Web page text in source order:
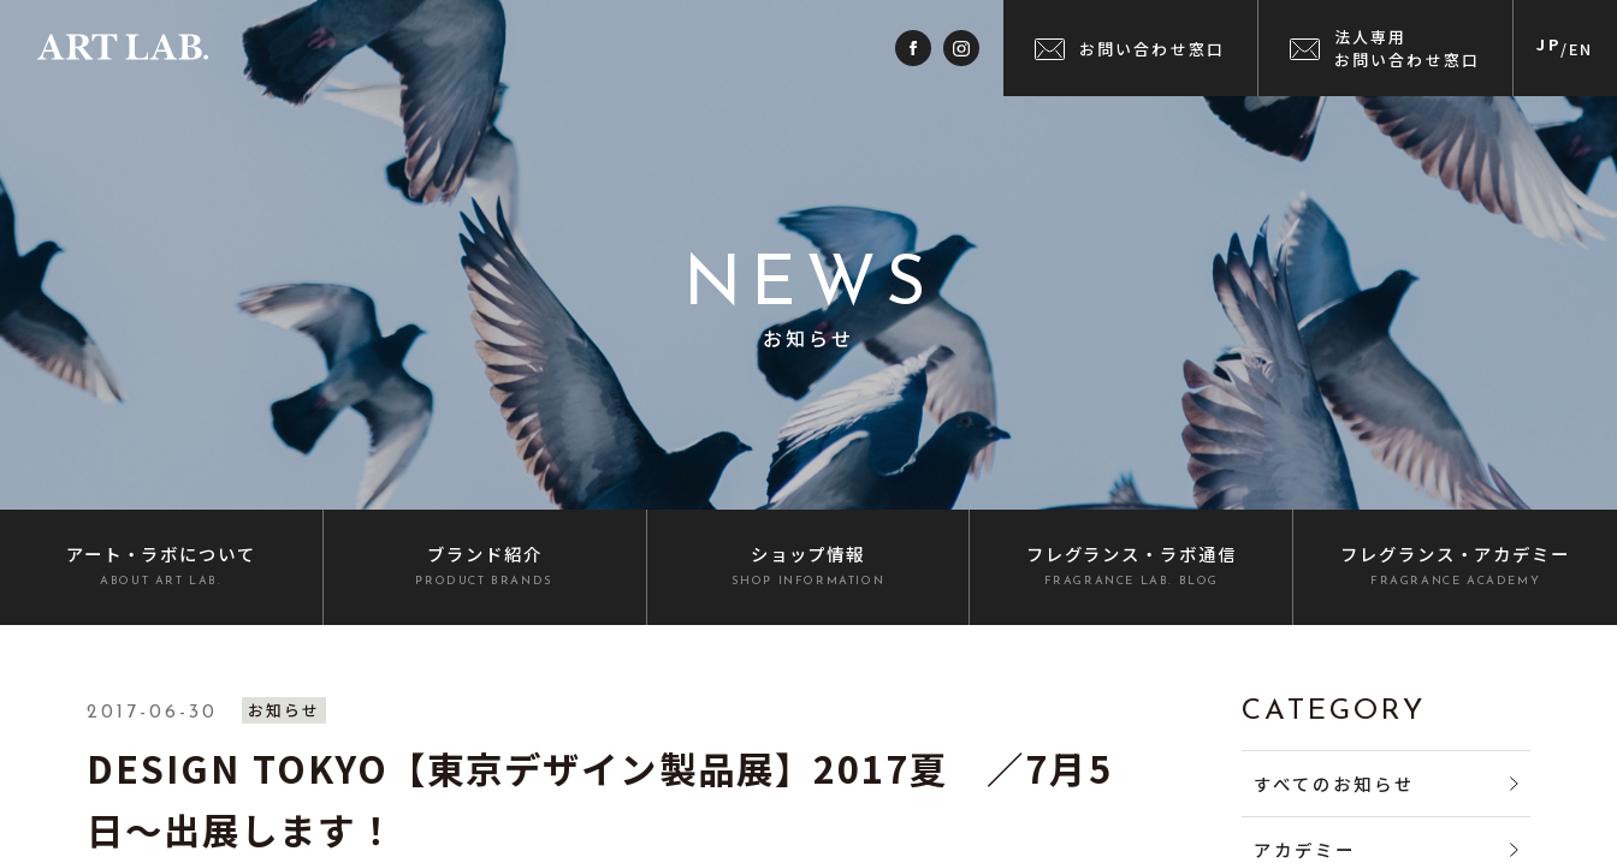
お問い合わせ窓口
法人専用
お問い合わせ窓口
JP/EN
NEWS
お知らせ
アート・ラボについて
ABOUT ART LAB.
ブランド紹介
PRODUCT BRANDS
ショップ情報
SHOP INFORMATION
フレグランス ・ラボ通信
FRAGRANCE LAB. BLOG
フレグランス ・アカデミー
FRAGRANCE ACADEMY
2017-06-30 お知らせ
DESIGN TOKYO【東京デザイン製品展】2017夏 ／7月5
日～出展します！
CATEGORY
すべてのお知らせ
アカデミー